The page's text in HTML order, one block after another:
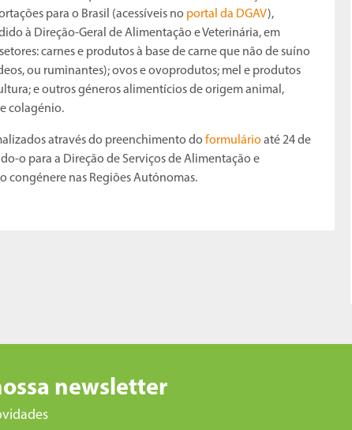
para o Brasil (acessíveis no portal da DGAV),
à Direção-Geral de Alimentação e Veterinária, em
carnes e produtos à base de carne que não de suíno
ou ruminantes); ovos e ovoprodutos; mel e produtos
e outros géneros alimentícios de origem animal,
colagénio.
através do preenchimento do formulárioaté 24 de
o para a Direção de Serviços de Alimentação e
congénere nas Regiões Autónomas.
newsletter